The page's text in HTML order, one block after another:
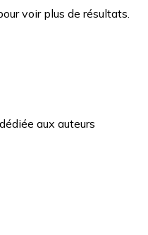
voir plus de résultats.
aux auteurs